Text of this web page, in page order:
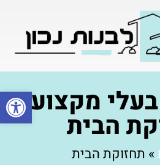
פתחמקצוע:
הבית
» תחזוקת הבית